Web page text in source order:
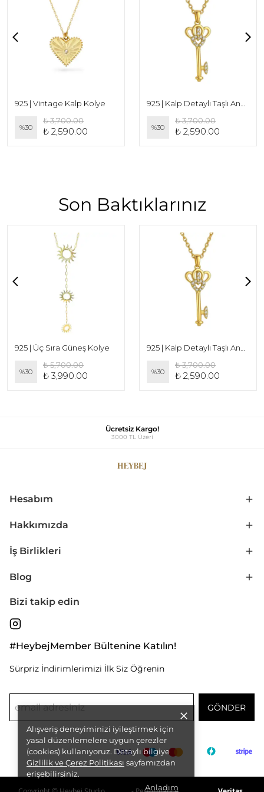
Alışveriş deneyiminizi iyileştirmek için
yasal düzenlemelere uygun çerezler
(cookies) kullanıyoruz. Detaylı bilgiye
Gizlilik ve Çerez Politikası sayfamızdan
erişebilirsiniz.
Anladım
925 | Vintage Kalp Kolye
%30
₺ 3,700.00
₺ 2,590.00 %30
₺ 3,700.00
₺ 2,590.00
Son Baktıklarınız
925 | Üç Sıra Güneş Kolye
%30
₺ 5,700.00
₺ 3,990.00 %30
₺ 3,700.00
₺ 2,590.00
Ücretsiz Kargo!
3000 TL Üzeri
Hesabım
Hakkımızda
İş Birlikleri
Blog
Bizi takip edin
#HeybejMember Bültenine Katılın!
Sürpriz İndirimlerimizi İlk Siz Öğrenin
GÖNDER